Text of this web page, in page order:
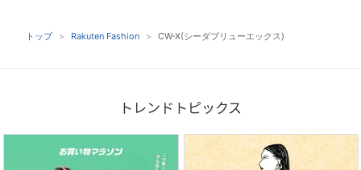
トップ Rakuten Fashion CW-X(シーダブリューエックス)
トレンドトピックス